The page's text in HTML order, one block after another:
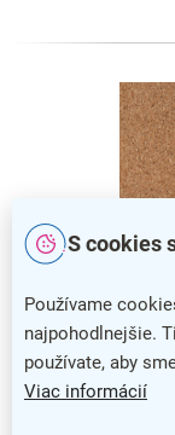
S cookies
Používame
najpohodlnejšie.
používate, aby
Viac informácií
Zabezpečenie